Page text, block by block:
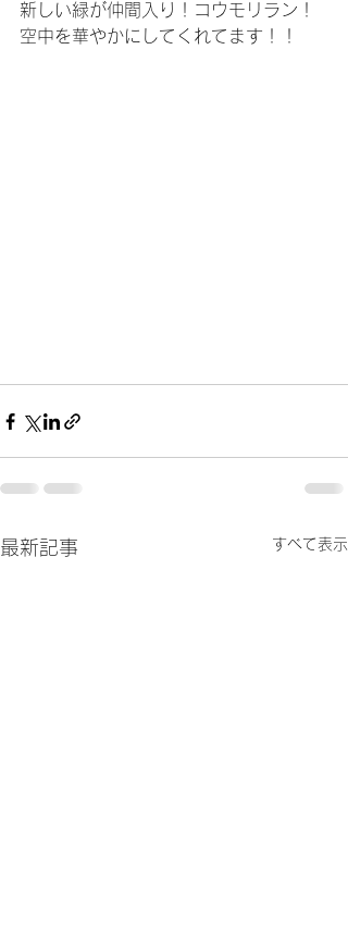
新しい緑が仲間入り！コウモリラン！
空中を華やかにしてくれてます！！
最新記事 すべて表示